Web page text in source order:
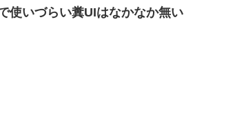
使いづらい糞UIはなかなか無い